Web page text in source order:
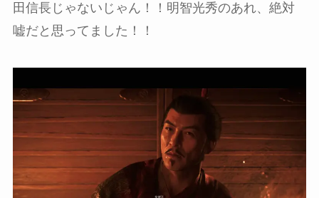
田信長じゃないじゃん！！明智光秀のあれ、絶対
嘘だと思ってました！！